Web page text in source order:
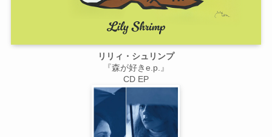
リリィ・シュリンプ
『森が好きe.p.』
CD EP